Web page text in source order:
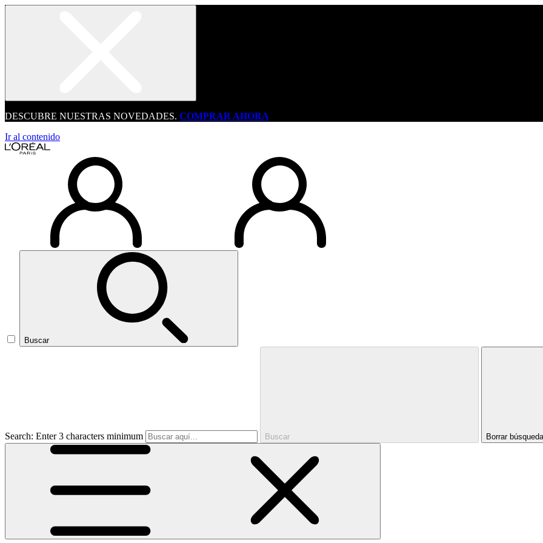
DESCUBRE NUESTRAS NOVEDADES. COMPRAR AHORA
Ir al contenido
Buscar
Search: Enter 3 characters minimum Buscar Borrar búsqueda